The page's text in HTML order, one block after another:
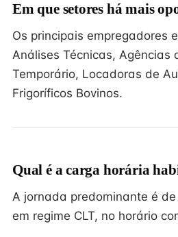
Em que setores há mais
Os principais empregadores
Análises Técnicas, Agências
Temporário, Locadoras de
Frigoríficos Bovinos.
Qual é a carga horária
A jornada predominante é
em regime CLT, no horário